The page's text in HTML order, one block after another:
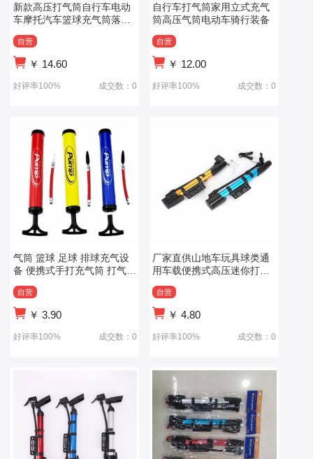
新款高压打气筒自行车电动
车摩托汽车篮球充气筒落地
自营
￥ 14.60
好评率100% 成交数：0
自行车打气筒家用立式充气
筒高压气筒电动车骑行装备
自营
￥ 12.00
好评率100% 成交数：0
气筒 篮球 足球 排球充气设
备 便携式手打充气筒 打气筒
自营
￥ 3.90
好评率100% 成交数：0
厂家直供山地车玩具球类通
用车载便携式高压迷你打气
自营
￥4.80
好评率100% 成交数：0